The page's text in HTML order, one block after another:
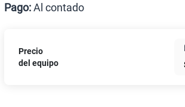
Paga solo
Pago: Al contado
Precio
del equipo